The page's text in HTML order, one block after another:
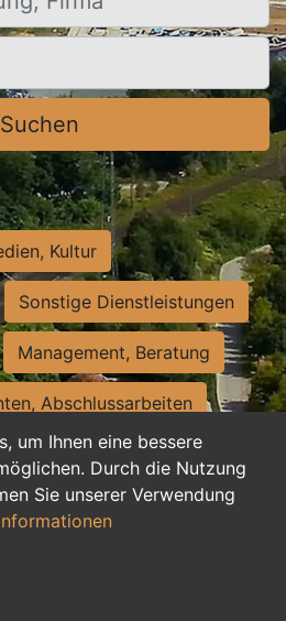
um Ihnen eine bessere
Durch die Nutzung
Sie unserer Verwendung
Suchen
Kultur
Sonstige Dienstleistungen
Management, Beratung
Abschlussarbeiten
Sekretariat
Nebenjobs
duale Ausbildung